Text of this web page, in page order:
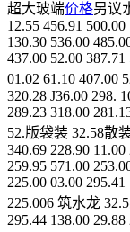
超大玻端价格另议
12.55 456.91
130.30 536.00
437.00 52.00
01.02 61.10 407.00
320.28 J36.00 298.
289.23 318.00
52.版袋装 32.58散
340.69 228.90
259.95 571.00
225.00 03.00
225.006 筑水龙
295.44 138.00